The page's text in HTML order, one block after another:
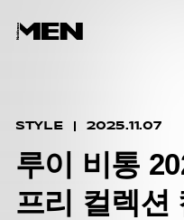
STYLE 2025.11.07
루이 비통
프리 컬렉션